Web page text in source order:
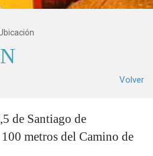
Volver
de Santiago de
metros del Camino de